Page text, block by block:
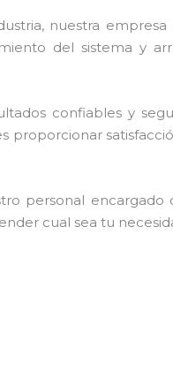
nuestra empresa
del sistema y
confiables y
proporcionar
personal encargado
cual sea tu